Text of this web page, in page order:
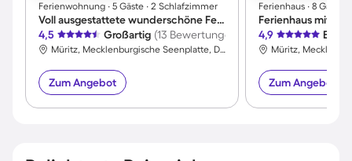
Ferienwohnung ∙ 5 Gäste ∙ 2 Schlafzimmer
Voll ausgestattete wunderschöne Ferienwohnung mit Terrasse und Garten | Nah am Strand | Haustiere sind willkommen
4,5
Großartig (13 Bewertungen)
Müritz, Mecklenburgische Seenplatte, Deutschland
Zum Angebot
Ferienhaus ∙ 8 Gäste
4,9
Zum Angebot